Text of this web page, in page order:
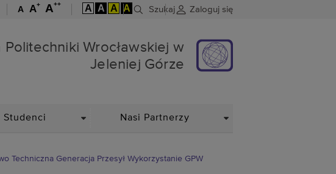
A A+ A++ A A A A Szukaj Zaloguj się
w Jeleniej Górze
Politechniki Wrocławskiej w
Jeleniej Górze
Studenci Nasi Partnerzy
Techniczna Generacja Przesył Wykorzystanie GPW